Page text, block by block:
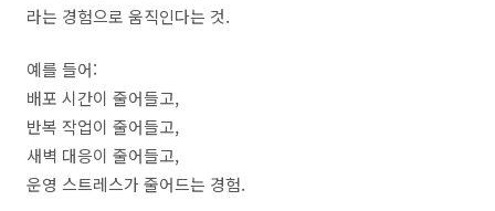
라는 경험으로 움직인다는 것.
예를 들어:
배포 시간이 줄어들고,
반복 작업이 줄어들고,
새벽 대응이 줄어들고,
운영 스트레스가 줄어드는 경험.